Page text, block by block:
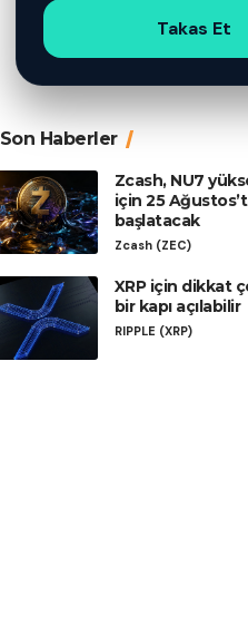
Takas Et
Son Haberler
Zcash, NU7
için 25
başlatacak
Zcash (ZEC)
XRP için dikkat
bir kapı açılabilir
RIPPLE (XRP)